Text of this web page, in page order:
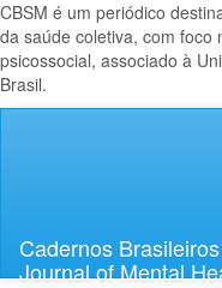
CBSM é um periódico
da saúde coletiva, com foco
psicossocial, associado à
Brasil.
Lateral
Cadernos
Journal of Mental